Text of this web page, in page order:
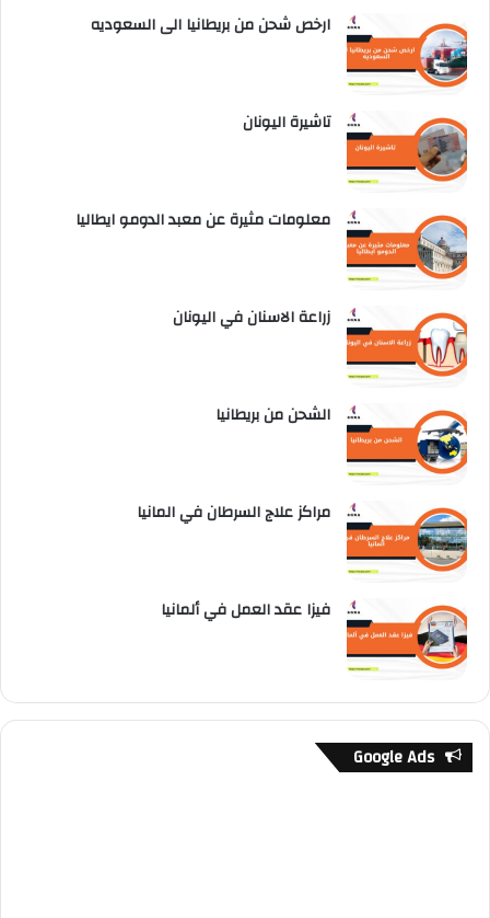
ارخص شحن من بريطانيا الى السعوديه
تاشيرة اليونان
معلومات مثيرة عن معبد الدومو ايطاليا
زراعة الاسنان في اليونان
الشحن من بريطانيا
مراكز علاج السرطان في المانيا
فيزا عقد العمل في ألمانيا
Google Ads